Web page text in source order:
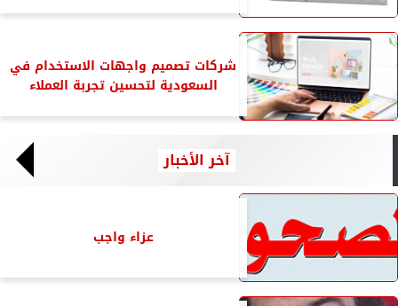
شركات تصميم واجهات الاستخدام في
السعودية لتحسين تجربة العملاء
آخر الأخبار
عزاء واجب